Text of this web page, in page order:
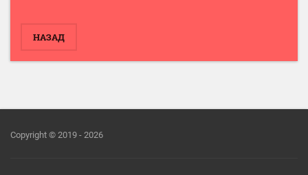
НАЗАД
Copyright © 2019 - 2026